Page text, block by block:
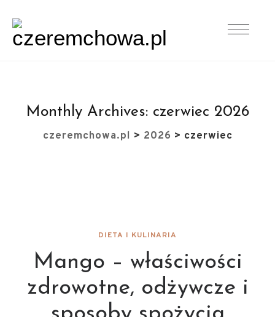
Monthly Archives: czerwiec 2026
czeremchowa.pl > 2026 > czerwiec
DIETA I KULINARIA
Mango – właściwości
zdrowotne, odżywcze i